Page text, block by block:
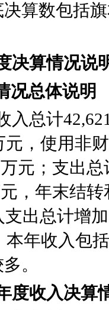
算数包括
决算情况说
况总体说明
入总计
元，使用非
元；支出总
，年末结
出总计增
本年收入包
。
度收入决算